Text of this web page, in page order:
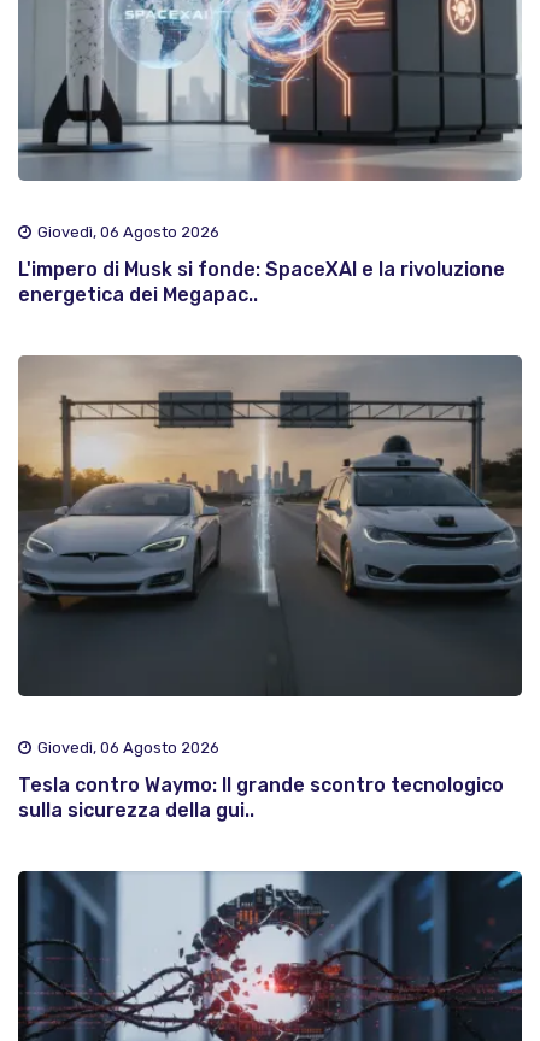
Giovedì, 06 Agosto 2026
L'impero di Musk si fonde: SpaceXAI e la rivoluzione
energetica dei Megapac..
Giovedì, 06 Agosto 2026
Tesla contro Waymo: Il grande scontro tecnologico
sulla sicurezza della gui..